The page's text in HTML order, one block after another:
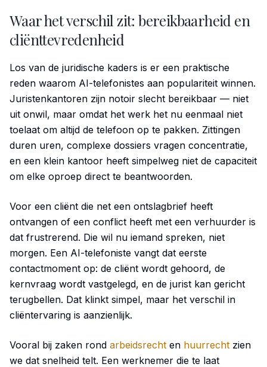
Waar het verschil zit: bereikbaarheid en
cliënttevredenheid
Los van de juridische kaders is er een praktische
reden waarom AI-telefonistes aan populariteit winnen.
Juristenkantoren zijn notoir slecht bereikbaar — niet
uit onwil, maar omdat het werk het nu eenmaal niet
toelaat om altijd de telefoon op te pakken. Zittingen
duren uren, complexe dossiers vragen concentratie,
en een klein kantoor heeft simpelweg niet de capaciteit
om elke oproep direct te beantwoorden.
Voor een cliënt die net een ontslagbrief heeft
ontvangen of een conflict heeft met een verhuurder is
dat frustrerend. Die wil nu iemand spreken, niet
morgen. Een AI-telefoniste vangt dat eerste
contactmoment op: de cliënt wordt gehoord, de
kernvraag wordt vastgelegd, en de jurist kan gericht
terugbellen. Dat klinkt simpel, maar het verschil in
cliëntervaring is aanzienlijk.
Vooral bij zaken rond arbeidsrecht en huurrecht zien
we dat snelheid telt. Een werknemer die te laat